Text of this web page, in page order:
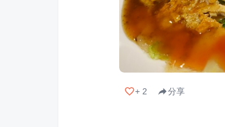
+ 2 分享